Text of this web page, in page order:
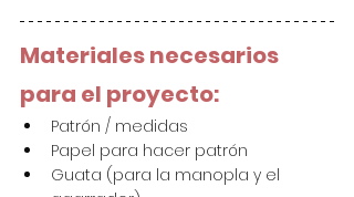
Materiales necesarios
para el proyecto:
Patrón / medidas
Papel para hacer patrón
Guata (para la manopla y el